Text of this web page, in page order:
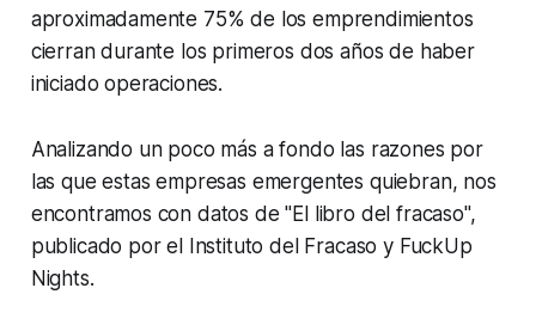
aproximadamente 75% de los emprendimientos
cierran durante los primeros dos años de haber
iniciado operaciones.
Analizando un poco más a fondo las razones por
las que estas empresas emergentes quiebran, nos
encontramos con datos de "El libro del fracaso",
publicado por el Instituto del Fracaso y FuckUp
Nights.